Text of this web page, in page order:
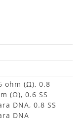
ohm (Ω), 0.8
(Ω), 0.6 SS
DNA, 0.8 SS
DNA